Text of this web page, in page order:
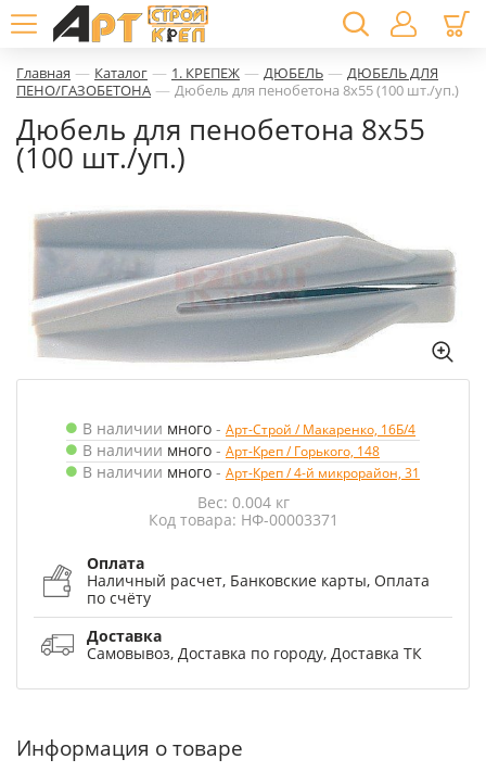
Главная — Каталог — 1. КРЕПЕЖ — ДЮБЕЛЬ — ДЮБЕЛЬ ДЛЯ
ПЕНО/ГАЗОБЕТОНА — Дюбель для пенобетона 8х55 (100 шт./уп.)
Дюбель для пенобетона 8х55
(100 шт./уп.)
В наличии много - Арт-Строй / Макаренко, 16Б/4
В наличии много - Арт-Креп / Горького, 148
В наличии много - Арт-Креп / 4-й микрорайон, 31
Вес: 0.004 кг
Код товара: НФ-00003371
Оплата
Наличный расчет, Банковские карты, Оплата
по счёту
Доставка
Самовывоз, Доставка по городу, Доставка ТК
Информация о товаре